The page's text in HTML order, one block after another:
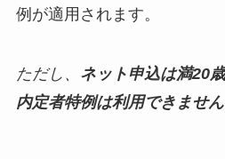
例が適用されます。
ただし、 ネット申込は満20
内定者特例は利用できません